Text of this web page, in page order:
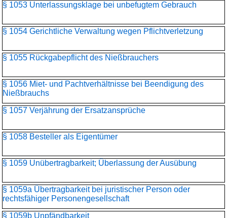
§ 1053 Unterlassungsklage bei unbefugtem Gebrauch
§ 1054 Gerichtliche Verwaltung wegen Pflichtverletzung
§ 1055 Rückgabepflicht des Nießbrauchers
§ 1056 Miet- und Pachtverhältnisse bei Beendigung des
Nießbrauchs
§ 1057 Verjährung der Ersatzansprüche
§ 1058 Besteller als Eigentümer
§ 1059 Unübertragbarkeit; Überlassung der Ausübung
§ 1059a Übertragbarkeit bei juristischer Person oder
rechtsfähiger Personengesellschaft
§ 1059b Unpfändbarkeit